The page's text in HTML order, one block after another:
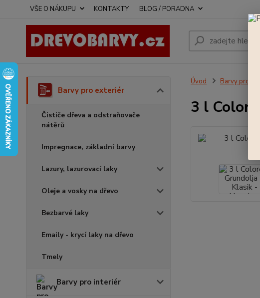
VŠE O NÁKUPU KONTAKTY BLOG / PORADNA
Barvy pro exteriér
Čističe dřeva a odstraňovače
nátěrů
Impregnace, základní barvy
Lazury, lazurovací laky
Oleje a vosky na dřevo
Bezbarvé laky
Emaily - krycí laky na dřevo
Tmely
Barvy pro interiér
Úvod Barvy pro
3 l